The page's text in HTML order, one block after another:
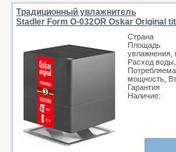
Традиционный увлажнитель
Stadler Form O-032OR Oskar Original
Страна
Площадь
увлажнения,
Расход
мощность, Вт
Гарантия
Наличие: